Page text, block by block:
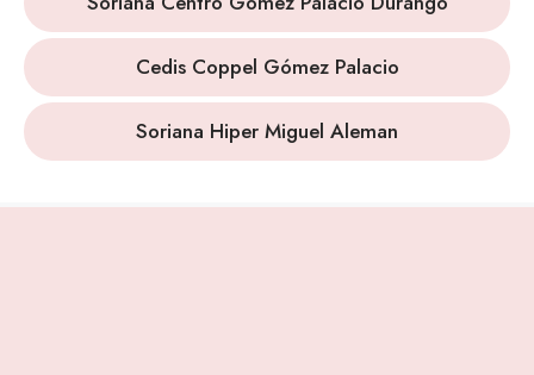
Cedis Coppel Gómez Palacio
Soriana Hiper Miguel Aleman